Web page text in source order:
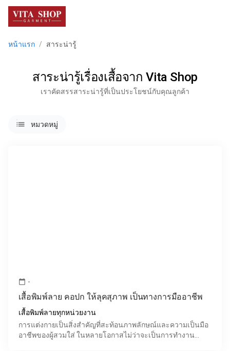
หน้าแรก / สาระน่ารู้
สาระน่ารู้เรื่องเสื้อจาก Vita Shop
เราคัดสรรสาระน่ารู้ที่เป็นประโยชน์กับคุณลูกค้า
listsหมวดหมู่
calendar_today -
เสื้อพิมพ์ลาย คอปก ให้ลุคสุภาพ เป็นทางการมืออาชีพ
เสื้อพิมพ์ลายทุกหน่วยงาน
การแต่งกายเป็นสิ่งสำคัญที่สะท้อนภาพลักษณ์และความเป็นมือ
อาชีพของผู้สวมใส่ ในหลายโอกาสไม่ว่าจะเป็นการทำงาน